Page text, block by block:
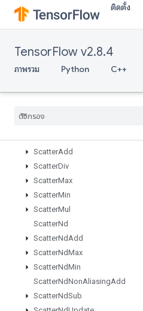
ติดตั้ง
TensorFlow v2.8.4
ภาพรวม Python C++
RiscSub
RiscTranspose
RiscUnary
RngReadAndSkip
Roll
ScatterAdd
ScatterDiv
ScatterMax
ScatterMin
ScatterMul
ScatterNd
ScatterNdAdd
ScatterNdMax
ScatterNdMin
ScatterNdNonAliasingAdd
ScatterNdSub